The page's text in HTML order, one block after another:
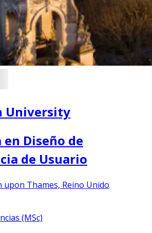
University
Diseño de
de Usuario
upon Thames, Reino Unido
(MSc)